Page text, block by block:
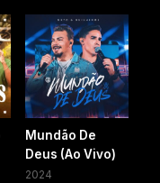
Mundão De
Deus (Ao Vivo)
2024